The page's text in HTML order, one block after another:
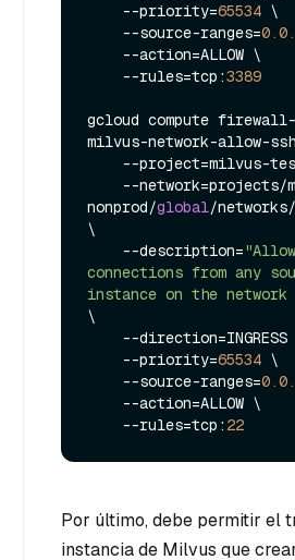
    --priority=
65534 \
    --source-ranges=
0.0
    --rules=tcp:
3389
gcloud compute
milvus-network-allow-
nonprod/global/
\
    --description=
connections from any
instance on the
\
    --priority=
65534 \
    --source-ranges=
0.0
    --rules=tcp:
22
Por último, debe permitir el
instancia de Milvus que